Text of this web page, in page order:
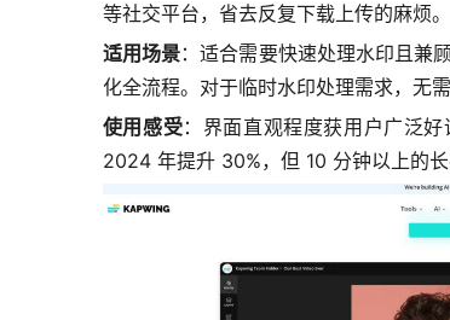
等社交平台，省去反复下载上传的麻烦。
适用场景：适合需要快速处理水印且兼
化全流程。对于临时水印处理需求，无
使用感受：界面直观程度获用户广泛
2024 年提升 30%，但 10 分钟以上的